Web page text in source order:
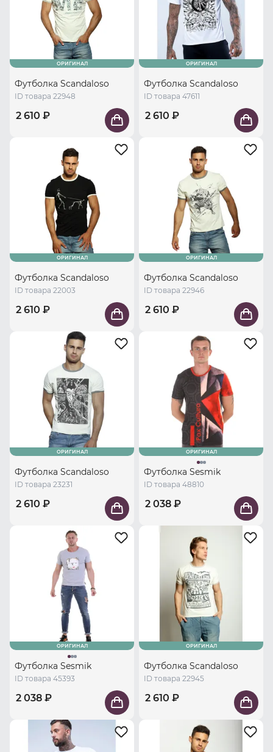
ОРИГИНАЛ
Футболка Scandaloso
ID товара 22948
2 610 ₽
ОРИГИНАЛ
Футболка Scandaloso
ID товара 47611
2 610 ₽
ОРИГИНАЛ
Футболка Scandaloso
ID товара 22003
2 610 ₽
ОРИГИНАЛ
Футболка Scandaloso
ID товара 22946
2 610 ₽
ОРИГИНАЛ
Футболка Scandaloso
ID товара 23231
2 610 ₽
ОРИГИНАЛ
Футболка Sesmik
ID товара 48810
2 038 ₽
ОРИГИНАЛ
Футболка Sesmik
ID товара 45393
2 038 ₽
ОРИГИНАЛ
Футболка Scandaloso
ID товара 22945
2 610 ₽